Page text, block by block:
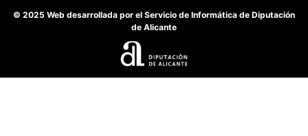
© 2025 Web desarrollada por el Servicio de Informática de Diputación
de Alicante